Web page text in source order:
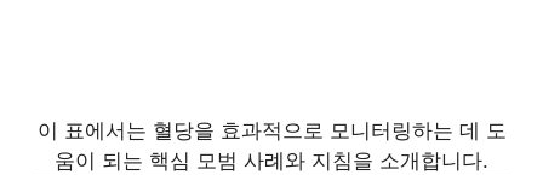
이 표에서는 혈당을 효과적으로 모니터링하는 데 도
움이 되는 핵심 모범 사례와 지침을 소개합니다.